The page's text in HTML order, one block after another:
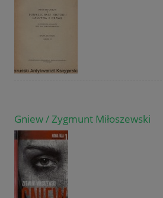
Gniew / Zygmunt Miłoszewski